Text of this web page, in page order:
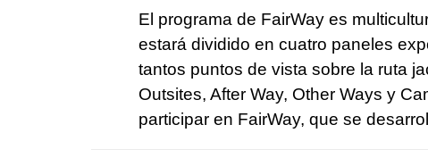
El programa de FairWay es
estará dividido en cuatro paneles
tantos puntos de vista sobre la ruta
Outsites, After Way, Other Ways y
participar en FairWay, que se